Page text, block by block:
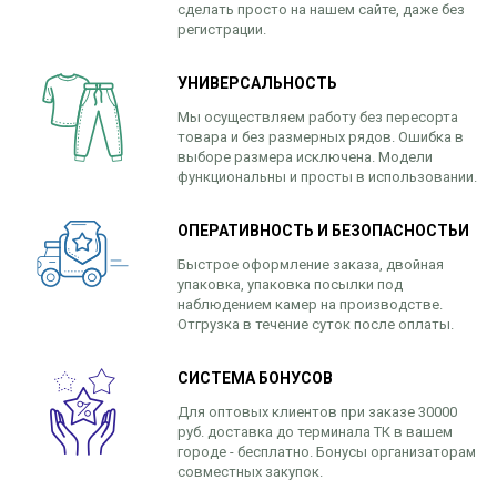
сделать просто на нашем сайте, даже без
регистрации.
УНИВЕРСАЛЬНОСТЬ
Мы осуществляем работу без пересорта
товара и без размерных рядов. Ошибка в
выборе размера исключена. Модели
функциональны и просты в использовании.
ОПЕРАТИВНОСТЬ И БЕЗОПАСНОСТЬИ
Быстрое оформление заказа, двойная
упаковка, упаковка посылки под
наблюдением камер на производстве.
Отгрузка в течение суток после оплаты.
СИСТЕМА БОНУСОВ
Для оптовых клиентов при заказе 30000
руб. доставка до терминала ТК в вашем
городе - бесплатно. Бонусы организаторам
совместных закупок.